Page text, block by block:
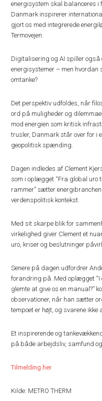
energisystem skal balanceres
Danmark inspirerer
gjort os med integrerede
Termovejen.
Digitalisering og AI spiller også
energisystemer – men hvordan
omtanke?
Det perspektiv udfoldes, når
ord på muligheder og
mod energien som kritisk
trusler, Danmark står over for i
geopolitisk spænding.
Dagen indledes af Clement
som i oplægget “Fra global uro
rammer” sætter
verdenspolitisk kontekst.
Med sit skarpe blik for
virkelighed giver Clement et
uro, kriser og beslutninger
Senere på dagen udfordrer
forandring på. Med oplægget “I
glemte at give os en manual?”
observationer, når han sætter
tempoet er højt, og svarene ikke
Et inspirerende og
på både arbejdsliv, samfund
Tilmelding her
Kilde: METRO THERM